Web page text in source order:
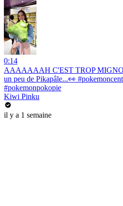
0:14
AAAAAAAH C'EST TROP
un peu de Pikapâle...👀
#pokemonpokopie
Kiwi Pinku
il y a 1 semaine